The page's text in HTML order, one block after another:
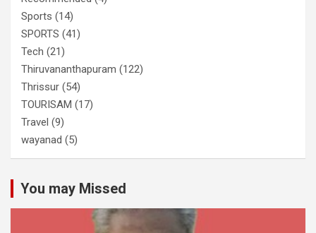
Sports (14)
SPORTS (41)
Tech (21)
Thiruvananthapuram (122)
Thrissur (54)
TOURISAM (17)
Travel (9)
wayanad (5)
You may Missed